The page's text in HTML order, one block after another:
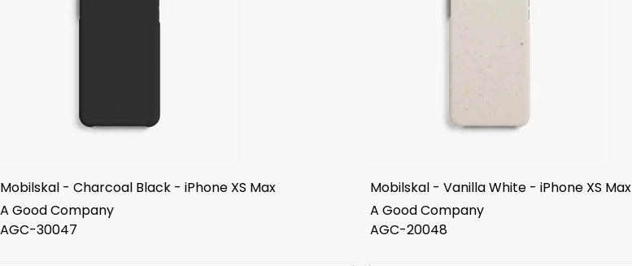
Mobilskal - Charcoal Black - iPhone XS Max
A Good Company
AGC-30047
Mobilskal - Vanilla White - iPhone XS Max
A Good Company
AGC-20048